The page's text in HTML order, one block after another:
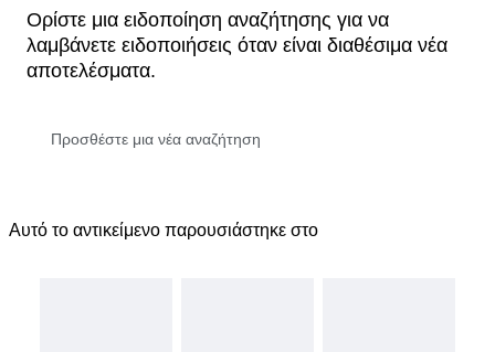
Ορίστε μια ειδοποίηση αναζήτησης για να
λαμβάνετε ειδοποιήσεις όταν είναι διαθέσιμα νέα
αποτελέσματα.
Αυτό το αντικείμενο παρουσιάστηκε στο